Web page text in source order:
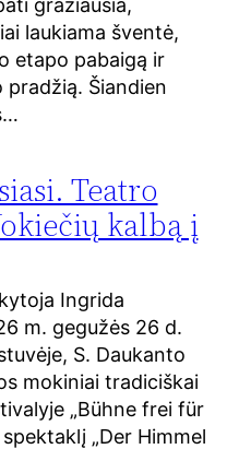
laukiama šventė,
etapo pabaigą ir
pradžią. Šiandien
Teatro
kalbą į
Ingrida
m. gegužės 26 d.
S. Daukanto
mokiniai tradiciškai
„Bühne frei für
„Der Himmel